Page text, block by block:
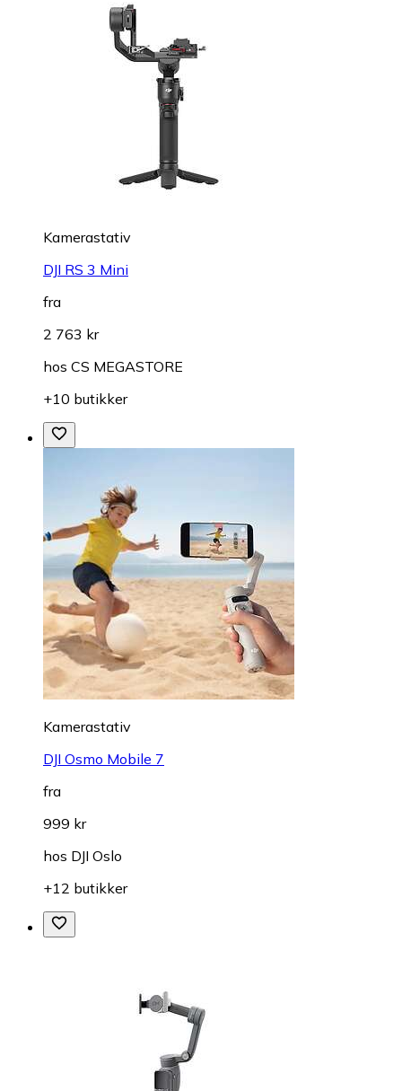
Kamerastativ
DJI RS 3 Mini
fra
2 763 kr
hos CS MEGASTORE
+10 butikker
Kamerastativ
DJI Osmo Mobile 7
fra
999 kr
hos DJI Oslo
+12 butikker